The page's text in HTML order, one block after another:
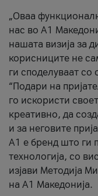
„Оваа
нас во А1
нашата визија за
корисниците не
ги споделуваат
“Подари на
го искористи
креативно, да
и за неговите
А1 е бренд што ги
технологија, со
изјави Методија
на А1 Македонија.